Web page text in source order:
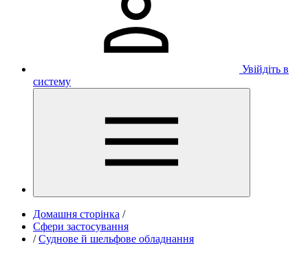
Увійдіть в
систему
Домашня сторінка /
Сфери застосування
/ Суднове й шельфове обладнання